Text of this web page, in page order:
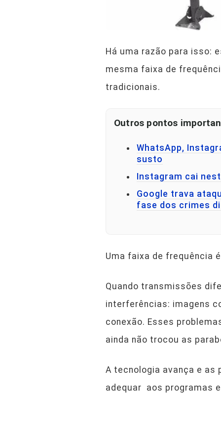
Há uma razão para isso:
mesma faixa de
tradicionais.
Outros pontos
WhatsApp,
susto
Instagram cai
Google trava
fase dos crimes
Uma faixa de frequência
Quando transmissões
interferências: imagens
conexão. Esses
ainda não trocou as
A tecnologia avança e
adequar aos programas